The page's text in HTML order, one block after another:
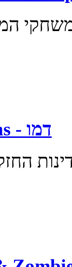
Pride of Nations - דמו